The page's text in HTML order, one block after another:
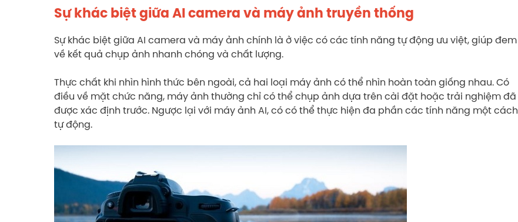
Sự khác biệt giữa AI camera và máy ảnh truyền thống
Sự khác biệt giữa AI camera và máy ảnh chính là ở việc có các tính năng tự động ưu việt, giúp đem
về kết quả chụp ảnh nhanh chóng và chất lượng.
Thực chất khi nhìn hình thức bên ngoài, cả hai loại máy ảnh có thể nhìn hoàn toàn giống nhau. Có
điều về mặt chức năng, máy ảnh thường chỉ có thể chụp ảnh dựa trên cài đặt hoặc trải nghiệm đã
được xác định trước. Ngược lại với máy ảnh AI, có có thể thực hiện đa phần các tính năng một cách
tự động.